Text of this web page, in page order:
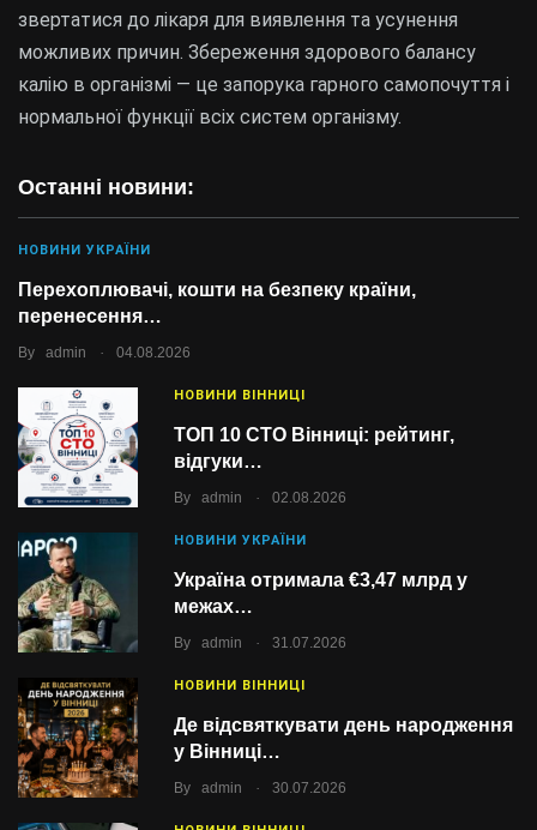
Останні новини:
НОВИНИ УКРАЇНИ
Перехоплювачі, кошти на безпеку країни,
перенесення…
By admin . 04.08.2026
НОВИНИ ВІННИЦІ
ТОП 10 СТО Вінниці: рейтинг,
відгуки…
By admin . 02.08.2026
НОВИНИ УКРАЇНИ
Україна отримала €3,47 млрд у
межах…
By admin . 31.07.2026
НОВИНИ ВІННИЦІ
Де відсвяткувати день народження
у Вінниці…
By admin . 30.07.2026
звертатися до лікаря для виявлення та усунення
можливих причин. Збереження здорового балансу
калію в організмі — це запорука гарного самопочуття і
нормальної функції всіх систем організму.